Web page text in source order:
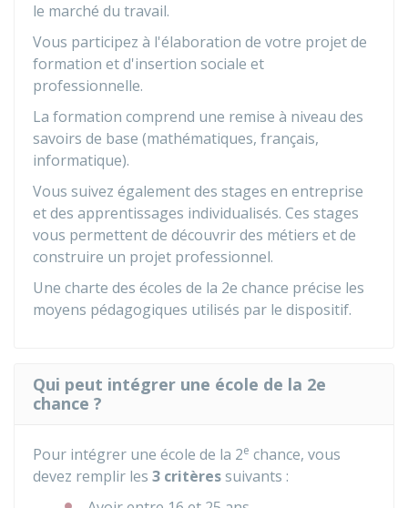
le marché du travail.
Vous participez à l'élaboration de votre projet de
formation et d'insertion sociale et
professionnelle.
La formation comprend une remise à niveau des
savoirs de base (mathématiques, français,
informatique).
Vous suivez également des stages en entreprise
et des apprentissages individualisés. Ces stages
vous permettent de découvrir des métiers et de
construire un projet professionnel.
Une charte des écoles de la 2e chance précise les
moyens pédagogiques utilisés par le dispositif.
Qui peut intégrer une école de la 2e
chance ?
Pour intégrer une école de la 2e chance, vous
devez remplir les 3 critèressuivants :